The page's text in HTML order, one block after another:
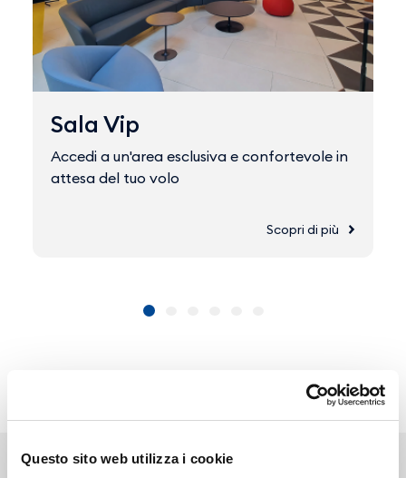
Questo sito web utilizza i cookie
Sala Vip
Accedi a un'area esclusiva e confortevole in
attesa del tuo volo
Scopri di più